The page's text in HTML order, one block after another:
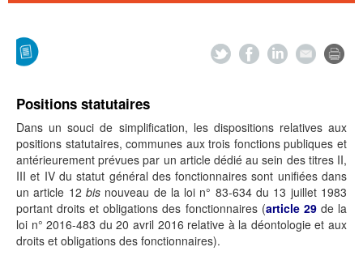
Positions statutaires
Dans un souci de simplification, les dispositions relatives aux
positions statutaires, communes aux trois fonctions publiques et
antérieurement prévues par un article dédié au sein des titres II,
III et IV du statut général des fonctionnaires sont unifiées dans
un article 12 bisnouveau de la loi n° 83-634 du 13 juillet 1983
portant droits et obligations des fonctionnaires (article 29 de la
loi n° 2016-483 du 20 avril 2016 relative à la déontologie et aux
droits et obligations des fonctionnaires).